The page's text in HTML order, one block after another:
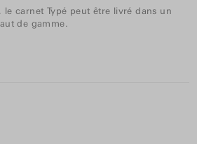
le carnet Typé peut être livré dans un
de gamme.